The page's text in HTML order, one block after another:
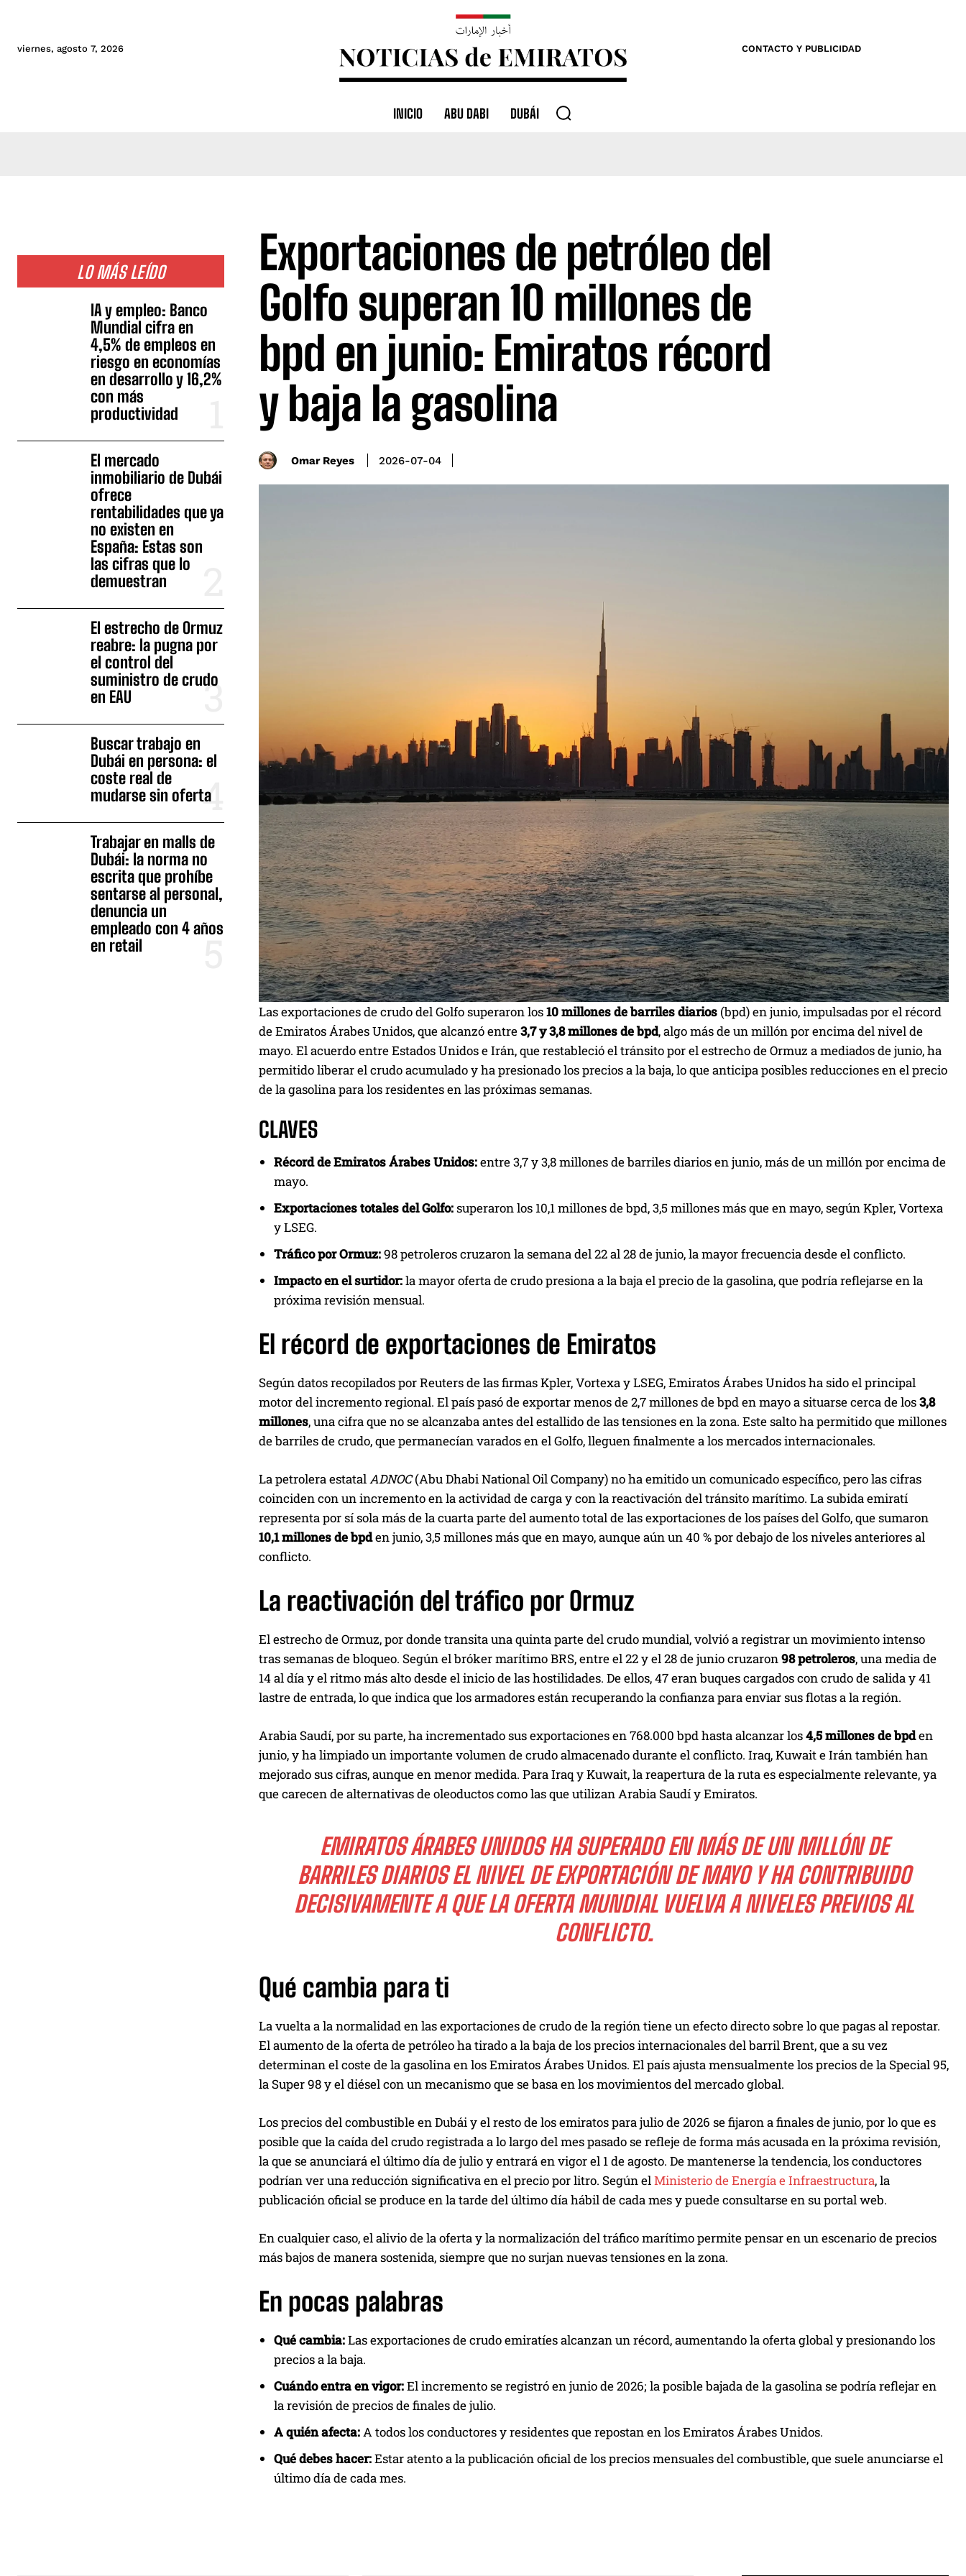
viernes, agosto 7, 2026 CONTACTO Y PUBLICIDAD
INICIO ABU DABI DUBÁI
LO MÁS LEÍDO
IA y empleo: Banco
Mundial cifra en
4,5% de empleos en
riesgo en economías
en desarrollo y 16,2%
con más
productividad
El mercado
inmobiliario de Dubái
ofrece
rentabilidades que ya
no existen en
España: Estas son
las cifras que lo
demuestran
El estrecho de Ormuz
reabre: la pugna por
el control del
suministro de crudo
en EAU
Buscar trabajo en
Dubái en persona: el
coste real de
mudarse sin oferta
Trabajar en malls de
Dubái: la norma no
escrita que prohíbe
sentarse al personal,
denuncia un
empleado con 4 años
en retail
Exportaciones de petróleo del
Golfo superan 10 millones de
bpd en junio: Emiratos récord
y baja la gasolina
Omar Reyes 2026-07-04
Las exportaciones de crudo del Golfo superaron los10 millones de barriles diarios (bpd) en junio, impulsadas por el récord
de Emiratos Árabes Unidos, que alcanzó entre3,7 y 3,8 millones de bpd, algo más de un millón por encima del nivel de
mayo. El acuerdo entre Estados Unidos e Irán, que restableció el tránsito por el estrecho de Ormuz a mediados de junio, ha
permitido liberar el crudo acumulado y ha presionado los precios a la baja, lo que anticipa posibles reducciones en el precio
de la gasolina para los residentes en las próximas semanas.
CLAVES
Récord de Emiratos Árabes Unidos:entre 3,7 y 3,8 millones de barriles diarios en junio, más de un millón por encima de
mayo.
Exportaciones totales del Golfo:superaron los 10,1 millones de bpd, 3,5 millones más que en mayo, según Kpler, Vortexa
y LSEG.
Tráfico por Ormuz:98 petroleros cruzaron la semana del 22 al 28 de junio, la mayor frecuencia desde el conflicto.
Impacto en el surtidor:la mayor oferta de crudo presiona a la baja el precio de la gasolina, que podría reflejarse en la
próxima revisión mensual.
El récord de exportaciones de Emiratos
Según datos recopilados por Reuters de las firmas Kpler, Vortexa y LSEG, Emiratos Árabes Unidos ha sido el principal
motor del incremento regional. El país pasó de exportar menos de 2,7 millones de bpd en mayo a situarse cerca de los3,8
millones, una cifra que no se alcanzaba antes del estallido de las tensiones en la zona. Este salto ha permitido que millones
de barriles de crudo, que permanecían varados en el Golfo, lleguen finalmente a los mercados internacionales.
La petrolera estatalADNOC(Abu Dhabi National Oil Company) no ha emitido un comunicado específico, pero las cifras
coinciden con un incremento en la actividad de carga y con la reactivación del tránsito marítimo. La subida emiratí
representa por sí sola más de la cuarta parte del aumento total de las exportaciones de los países del Golfo, que sumaron
10,1 millones de bpden junio, 3,5 millones más que en mayo, aunque aún un 40 % por debajo de los niveles anteriores al
conflicto.
La reactivación del tráfico por Ormuz
El estrecho de Ormuz, por donde transita una quinta parte del crudo mundial, volvió a registrar un movimiento intenso
tras semanas de bloqueo. Según el bróker marítimo BRS, entre el 22 y el 28 de junio cruzaron98 petroleros, una media de
14 al día y el ritmo más alto desde el inicio de las hostilidades. De ellos, 47 eran buques cargados con crudo de salida y 41
lastre de entrada, lo que indica que los armadores están recuperando la confianza para enviar sus flotas a la región.
Arabia Saudí, por su parte, ha incrementado sus exportaciones en 768.000 bpd hasta alcanzar los4,5 millones de bpden
junio, y ha limpiado un importante volumen de crudo almacenado durante el conflicto. Iraq, Kuwait e Irán también han
mejorado sus cifras, aunque en menor medida. Para Iraq y Kuwait, la reapertura de la ruta es especialmente relevante, ya
que carecen de alternativas de oleoductos como las que utilizan Arabia Saudí y Emiratos.
EMIRATOS ÁRABES UNIDOS HA SUPERADO EN MÁS DE UN MILLÓN DE
BARRILES DIARIOS EL NIVEL DE EXPORTACIÓN DE MAYO Y HA CONTRIBUIDO
DECISIVAMENTE A QUE LA OFERTA MUNDIAL VUELVA A NIVELES PREVIOS AL
CONFLICTO.
Qué cambia para ti
La vuelta a la normalidad en las exportaciones de crudo de la región tiene un efecto directo sobre lo que pagas al repostar.
El aumento de la oferta de petróleo ha tirado a la baja de los precios internacionales del barril Brent, que a su vez
determinan el coste de la gasolina en los Emiratos Árabes Unidos. El país ajusta mensualmente los precios de la Special 95,
la Super 98 y el diésel con un mecanismo que se basa en los movimientos del mercado global.
Los precios del combustible en Dubái y el resto de los emiratos para julio de 2026 se fijaron a finales de junio, por lo que es
posible que la caída del crudo registrada a lo largo del mes pasado se refleje de forma más acusada en la próxima revisión,
la que se anunciará el último día de julio y entrará en vigor el 1 de agosto. De mantenerse la tendencia, los conductores
podrían ver una reducción significativa en el precio por litro. Según elMinisterio de Energía e Infraestructura, la
publicación oficial se produce en la tarde del último día hábil de cada mes y puede consultarse en su portal web.
En cualquier caso, el alivio de la oferta y la normalización del tráfico marítimo permite pensar en un escenario de precios
más bajos de manera sostenida, siempre que no surjan nuevas tensiones en la zona.
En pocas palabras
Qué cambia:Las exportaciones de crudo emiratíes alcanzan un récord, aumentando la oferta global y presionando los
precios a la baja.
Cuándo entra en vigor:El incremento se registró en junio de 2026; la posible bajada de la gasolina se podría reflejar en
la revisión de precios de finales de julio.
A quién afecta:A todos los conductores y residentes que repostan en los Emiratos Árabes Unidos.
Qué debes hacer:Estar atento a la publicación oficial de los precios mensuales del combustible, que suele anunciarse el
último día de cada mes.